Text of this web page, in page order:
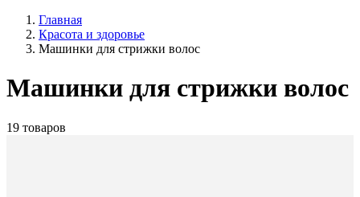
Главная
Красота и здоровье
Машинки для стрижки волос
Машинки для стрижки волос
19 товаров